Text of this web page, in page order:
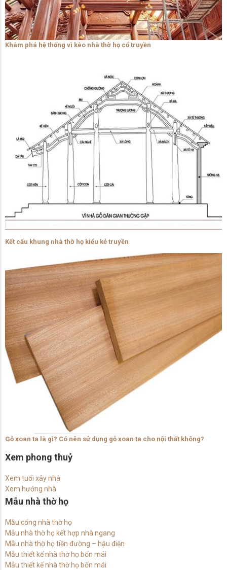
Khám phá hệ thống vì kèo nhà thờ họ cổ truyền
Kết cấu khung nhà thờ họ kiểu kẻ truyền
Gỗ xoan ta là gì? Có nên sử dụng gỗ xoan ta cho nội thất không?
Xem phong thuỷ
Xem tuổi xây nhà
Xem hướng nhà
Mẫu nhà thờ họ
Mẫu cổng nhà thờ họ
Mẫu nhà thờ họ kết hợp nhà ngang
Mẫu nhà thờ họ tiền đường – hậu điện
Mẫu thiết kế nhà thờ họ bốn mái
Mẫu thiết kế nhà thờ họ bốn mái